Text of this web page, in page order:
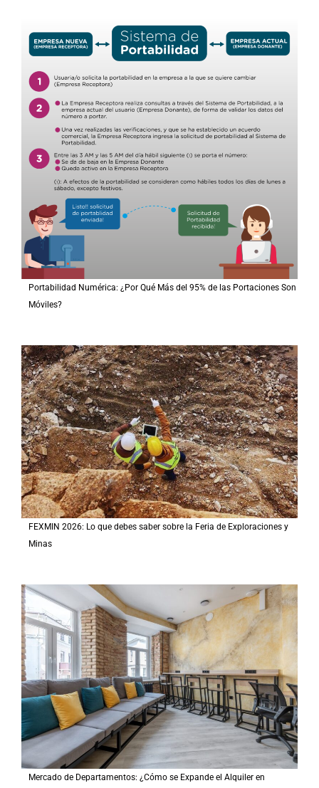
Portabilidad Numérica: ¿Por Qué Más del 95% de las Portaciones Son
Móviles?
FEXMIN 2026: Lo que debes saber sobre la Feria de Exploraciones y
Minas
Mercado de Departamentos: ¿Cómo se Expande el Alquiler en